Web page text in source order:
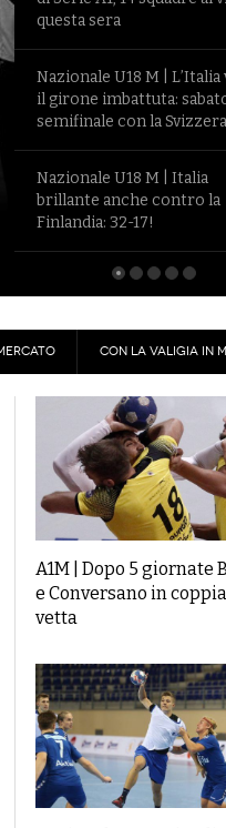
La Massima Serie
9^ Giornata
View All
Nazionali |
View All
di Serie A1, 14 squadre al
Nazionale U18 M | L’Italia
il girone imbattuta: sabato
Nazionale U18 M | Italia
brillante anche contro la
CON LA VALIGIA IN
A1M | Dopo 5 giornate
e Conversano in coppia